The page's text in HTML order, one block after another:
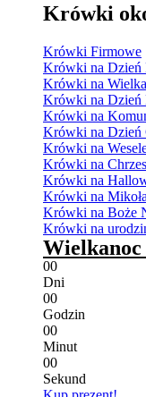
Krówki
Krówki Firmowe
Krówki na Dzień
Krówki na
Krówki na Dzień
Krówki na
Krówki na Dzień
Krówki na
Krówki na
Krówki na
Krówki na
Krówki na Boże
Krówki na
Wielkanoc
00
Dni
00
Godzin
00
Minut
00
Sekund